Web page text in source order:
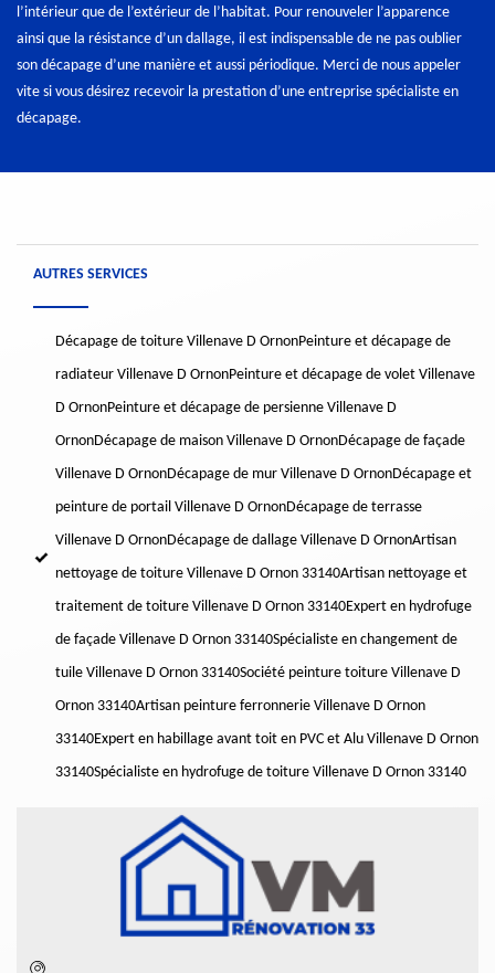
l’intérieur que de l’extérieur de l’habitat. Pour renouveler l’apparence
ainsi que la résistance d’un dallage, il est indispensable de ne pas oublier
son décapage d’une manière et aussi périodique. Merci de nous appeler
vite si vous désirez recevoir la prestation d’une entreprise spécialiste en
décapage.
AUTRES SERVICES
Décapage de toiture Villenave D OrnonPeinture et décapage de
radiateur Villenave D OrnonPeinture et décapage de volet Villenave
D OrnonPeinture et décapage de persienne Villenave D
OrnonDécapage de maison Villenave D OrnonDécapage de façade
Villenave D OrnonDécapage de mur Villenave D OrnonDécapage et
peinture de portail Villenave D OrnonDécapage de terrasse
Villenave D OrnonDécapage de dallage Villenave D OrnonArtisan
nettoyage de toiture Villenave D Ornon 33140Artisan nettoyage et
traitement de toiture Villenave D Ornon 33140Expert en hydrofuge
de façade Villenave D Ornon 33140Spécialiste en changement de
tuile Villenave D Ornon 33140Société peinture toiture Villenave D
Ornon 33140Artisan peinture ferronnerie Villenave D Ornon
33140Expert en habillage avant toit en PVC et Alu Villenave D Ornon
33140Spécialiste en hydrofuge de toiture Villenave D Ornon 33140